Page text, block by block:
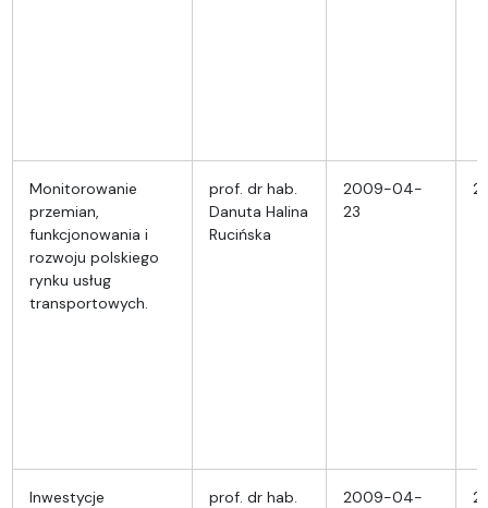
Monitorowanie
przemian,
funkcjonowania i
rozwoju polskiego
rynku usług
transportowych.
prof. dr hab.
Danuta Halina
Rucińska
2009-04-
23
Inwestycje
prof. dr hab.
2009-04-